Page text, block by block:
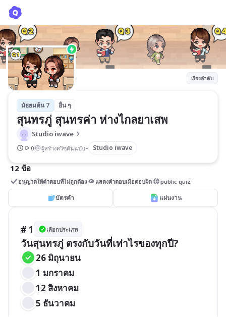
เรียงลำดับ
มัธยมต้น 7 อื่น ๆ
สุนทรภู่ สุนทรค่า ห่างไกลยาเสพ
Studio iwave
0 ผู้สร้างควิซต้นฉบับ- Studio iwave
12 ข้อ
อนุญาตให้คำตอบที่ไม่ถูกต้อง แสดงคำตอบเมื่อตอบผิด public quiz
บัตรคำ แผ่นงาน
# 1 เลือกประเภท
วันสุนทรภู่ ตรงกับวันที่เท่าไรของทุกปี?
26 มิถุนายน
1 มกราคม
12 สิงหาคม
5 ธันวาคม